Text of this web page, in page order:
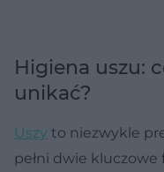
Higiena uszu:
unikać?
Uszy to niezwykle
pełni dwie